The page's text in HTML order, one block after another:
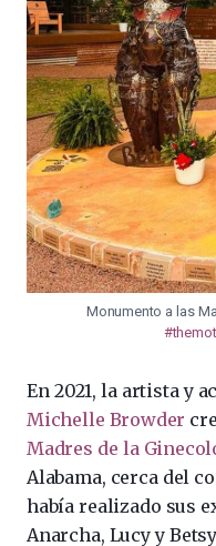
Monumento a las
En 2021, la artista y
Michelle Browder
Madres de la
Alabama, cerca del
había realizado sus
Anarcha, Lucy y